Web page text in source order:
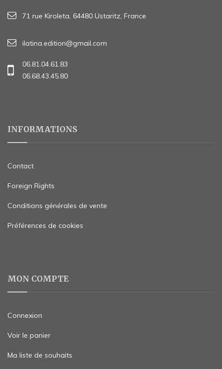
71 rue Kiroleta, 64480 Ustaritz, France
ilatina.edition@gmail.com
06.81.04.61.83
06.68.43.45.80
INFORMATIONS
Contact
Foreign Rights
Conditions générales de vente
Préférences de cookies
MON COMPTE
Connexion
Voir le panier
Ma liste de souhaits